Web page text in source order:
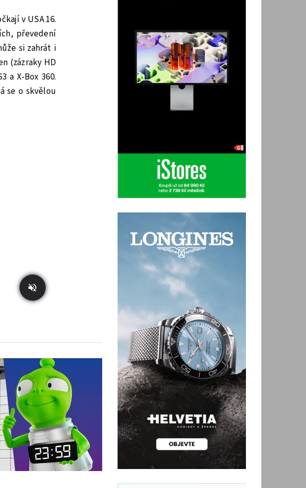
v USA 16.
převedení
si zahrát i
(zázraky HD
a X-Box 360.
se o skvělou